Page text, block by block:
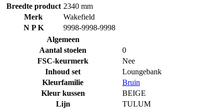
Breedte product 2340 mm
Merk
Wakefield
N P K
9998-9998-9998
Algemeen
Aantal stoelen
0
FSC-keurmerk
Nee
Inhoud set
Loungebank
Kleurfamilie
Bruin
Kleur kussen
BEIGE
Lijn
TULUM